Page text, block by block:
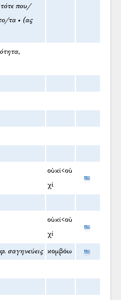
που/
τα • (ας
οὐκί<οὐ
χί
οὐκί<οὐ
χί
σαγηνεύεις κομβόω